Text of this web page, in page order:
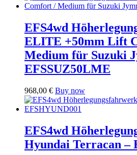
EFS4wd
ELITE +50mm Lift
Medium für Suzuki
EFSSUZ50LME
968,00 € Buy now
EFS4wd
Hyundai Terracan –